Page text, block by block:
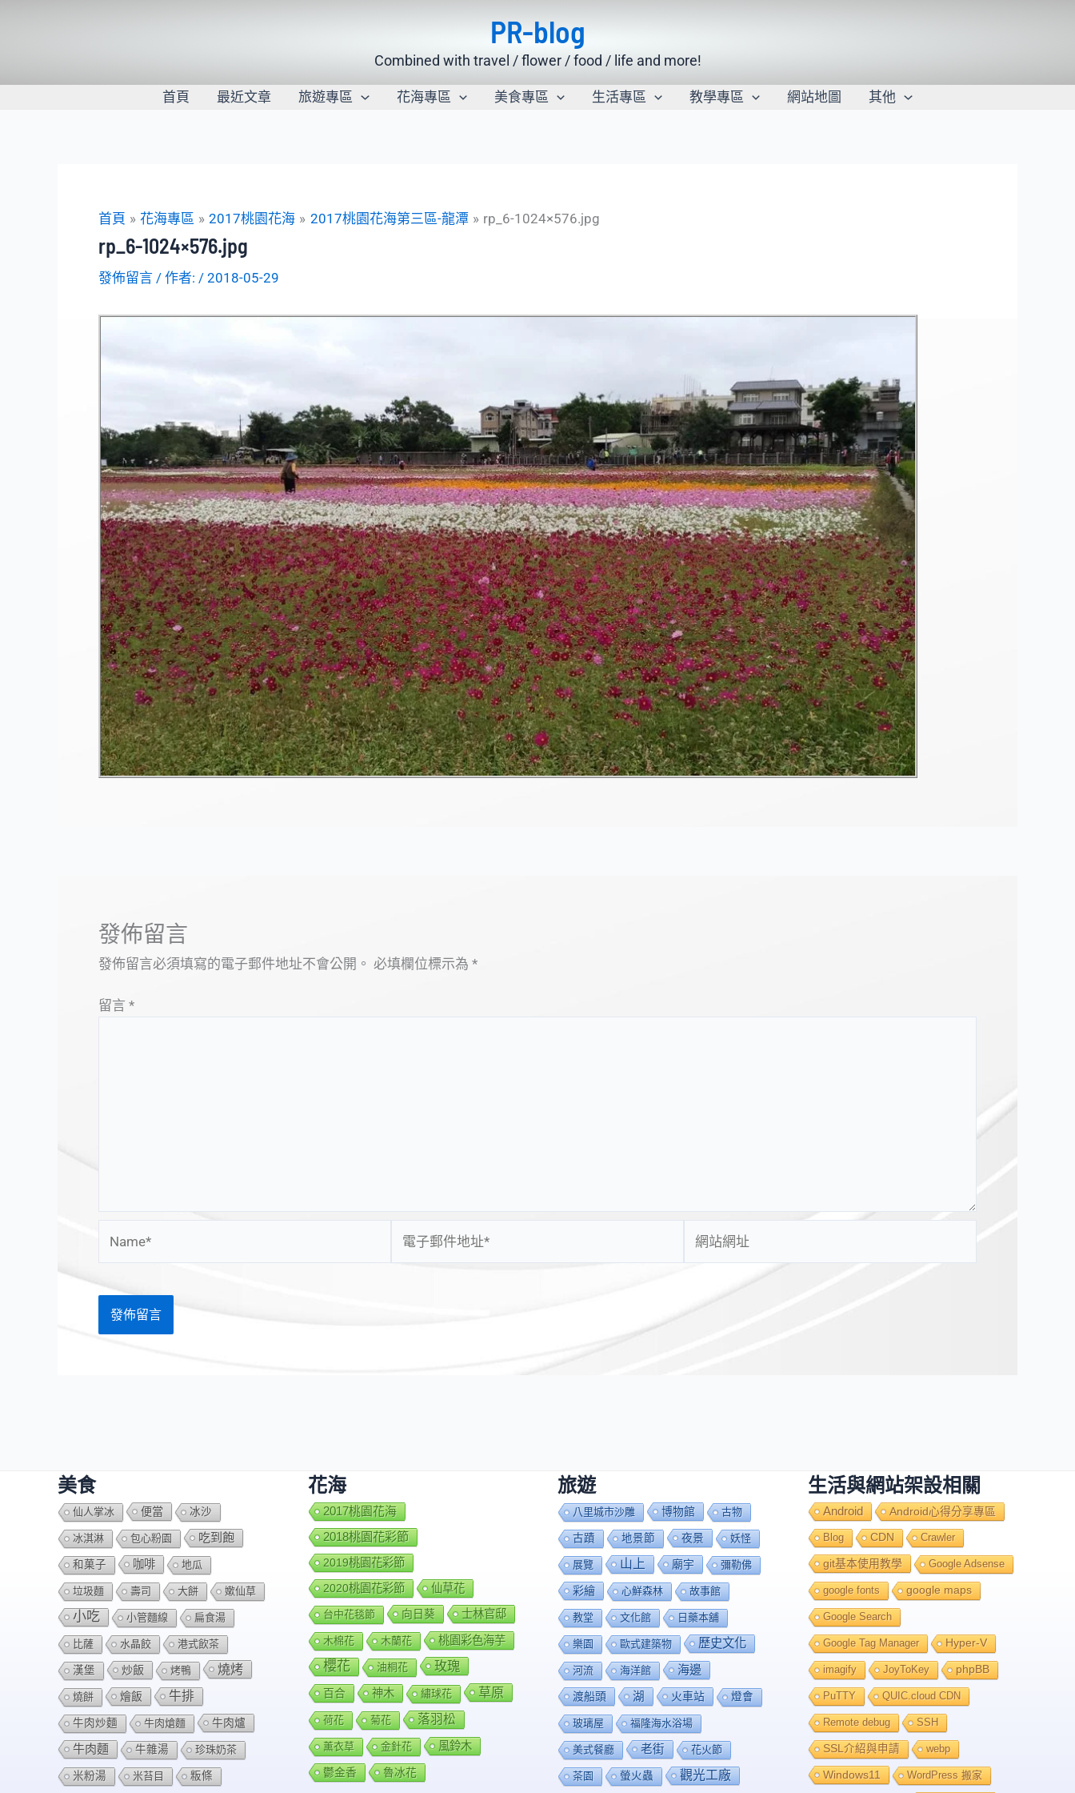
PR-blog
Combined with travel / flower / food / life and more!
首頁 最近文章 旅遊專區 花海專區 美食專區 生活專區 教學專區 網站地圖 其他
首頁 花海專區 2017桃園花海 2017桃園花海第三區-龍潭 rp_6-1024×576.jpg
rp_6-1024×576.jpg
發佈留言 / 作者: / 2018-05-29
發佈留言
發佈留言必須填寫的電子郵件地址不會公開。 必填欄位標示為 *
留言 *
站
美食
仙人掌冰 便當 冰沙
冰淇淋 包心粉園 吃到飽
和菓子 咖啡 地瓜
垃圾麵 壽司 大餅 嫰仙草
小吃 小管麵線 扁食湯
比薩 水晶餃 港式飲茶
漢堡 炒飯 烤鴨 燒烤
燒餅 燴飯 牛排
牛肉炒麵 牛肉熗麵 牛肉爐
牛肉麵 牛雜湯 珍珠奶茶
米粉湯 米苔目 粄條
花海
2017桃園花海
2018桃園花彩節
2019桃園花彩節
2020桃園花彩節
仙草花
台中花毯節 向日葵 士林官邸
木棉花 木蘭花 桃園彩色海芋
櫻花 油桐花 玫瑰
百合 神木 繡球花 草原
荷花 菊花 落羽松
薰衣草 金針花 風鈴木
鬱金香 魯冰花
旅遊
八里城市沙雕 博物館 古物
古蹟 地景節 夜景 妖怪
展覽 山上 廟宇 彌勒佛
彩繪 心鮮森林 故事館
教堂 文化館 日藥本舖
樂園 歐式建築物 歷史文化
河流 海洋館 海邊
渡船頭 湖 火車站 燈會
玻璃屋 福隆海水浴場
美式餐廳 老街 花火節
茶園 螢火蟲 觀光工廠
生活與網站架設相關
Android Android心得分享專區
Blog CDN Crawler
git基本使用教學 Google Adsense
google fonts google maps
Google Search
Google Tag Manager Hyper-V
imagify JoyToKey phpBB
PuTTY QUIC.cloud CDN
Remote debug SSH
SSL介紹與申請 webp
Windows11 WordPress 搬家